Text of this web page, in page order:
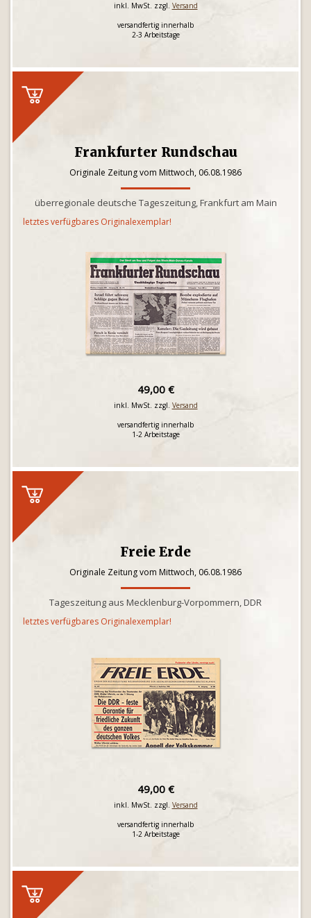
inkl. MwSt. zzgl. Versand
versandfertig innerhalb
2-3 Arbeitstage
Frankfurter Rundschau
Originale Zeitung vom Mittwoch, 06.08.1986
überregionale deutsche Tageszeitung, Frankfurt am Main
letztes verfügbares Originalexemplar!
49,00 €
inkl. MwSt. zzgl. Versand
versandfertig innerhalb
1-2 Arbeitstage
Freie Erde
Originale Zeitung vom Mittwoch, 06.08.1986
Tageszeitung aus Mecklenburg-Vorpommern, DDR
letztes verfügbares Originalexemplar!
49,00 €
inkl. MwSt. zzgl. Versand
versandfertig innerhalb
1-2 Arbeitstage